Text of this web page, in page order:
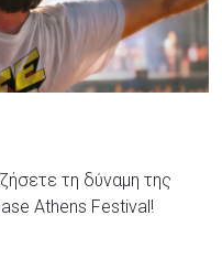
τη δύναμη της
Athens Festival!